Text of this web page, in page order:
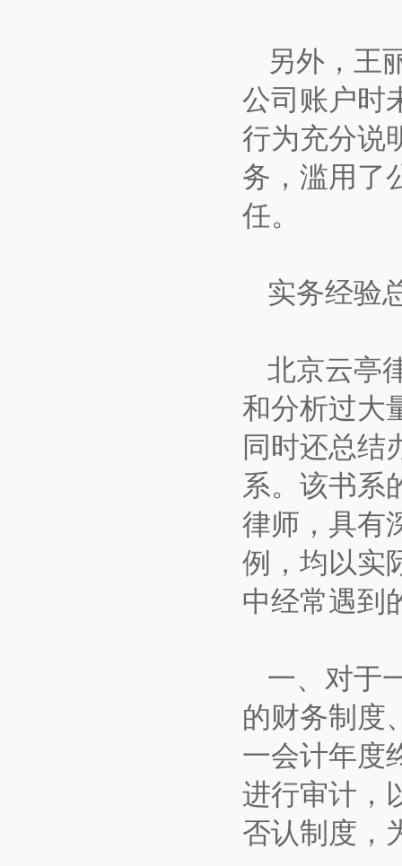
另外，王
公司账户时
行为充分说
务，滥用了
任。
实务经验
北京云亭
和分析过大
同时还总结
系。该书系
律师，具有
例，均以实
中经常遇到
一、对于
的财务制度
一会计年度
进行审计，
否认制度，